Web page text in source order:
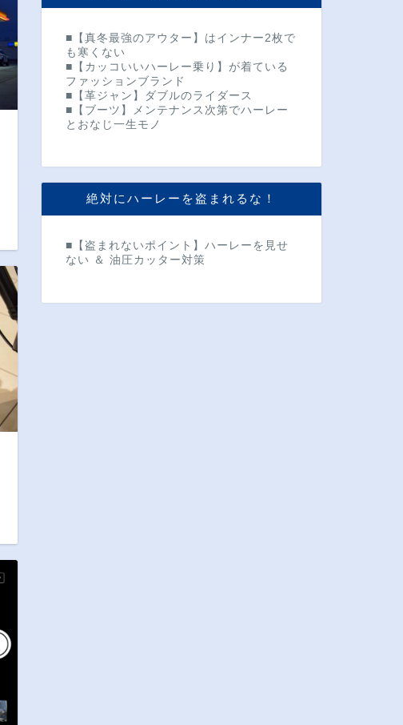
■【真冬最強のアウター】はインナー2枚で
も寒くない
■【カッコいいハーレー乗り】が着ている
ファッションブランド
■【革ジャン】ダブルのライダース
■【ブーツ】メンテナンス次第でハーレー
とおなじ一生モノ
絶対にハーレーを盗まれるな！
■【盗まれないポイント】ハーレーを見せ
ない ＆ 油圧カッター対策